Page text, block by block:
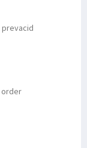
prevacid
order